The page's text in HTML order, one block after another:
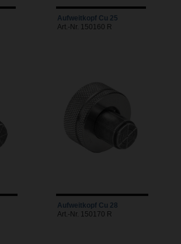
Aufweitkopf Cu 25
Art.-Nr. 150160 R
Aufweitkopf Cu 28
Art.-Nr. 150170 R